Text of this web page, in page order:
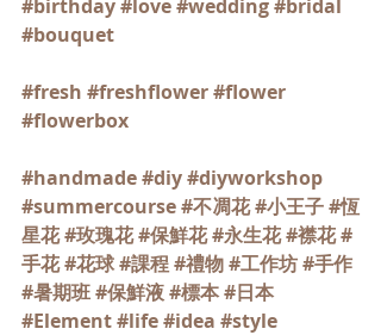
#birthday#love#wedding#bridal
#bouquet
#fresh #freshflower#flower
#flowerbox
#handmade#diy#diyworkshop
#summercourse#不凋花#小王子#恆
星花#玫瑰花#保鮮花#永生花#襟花#
手花#花球#課程#禮物#工作坊#手作
#暑期班#保鮮液#標本#日本
#Element#life#idea #style